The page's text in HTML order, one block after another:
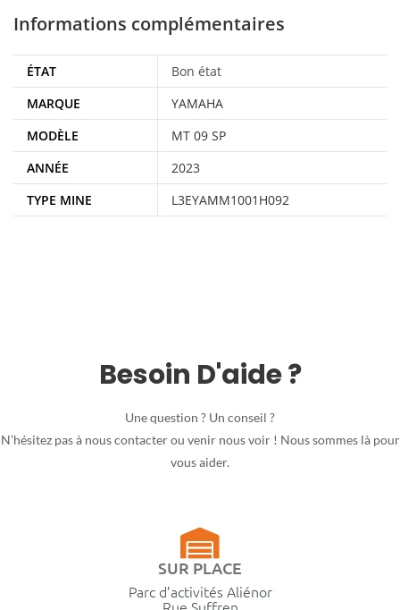
Informations complémentaires
ÉTAT
Bon état
MARQUE
YAMAHA
MODÈLE
MT 09 SP
ANNÉE
2023
TYPE MINE
L3EYAMM1001H092
Besoin D'aide ?
Une question ? Un conseil ?
N’hésitez pas à nous contacter ou venir nous voir ! Nous sommes là pour
vous aider.
SUR PLACE
Parc d’activités Aliénor